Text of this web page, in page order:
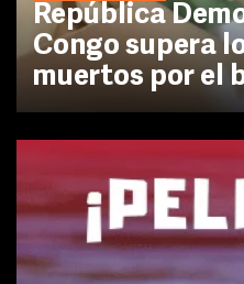
República
Congo supera
muertos por el